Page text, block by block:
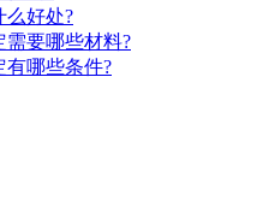
么好处?
需要哪些材料?
有哪些条件?